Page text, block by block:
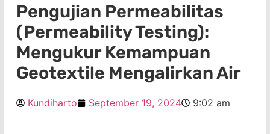
Pengujian Permeabilitas
(Permeability Testing):
Mengukur Kemampuan
Geotextile Mengalirkan Air
Kundiharto September 19, 2024 9:02 am